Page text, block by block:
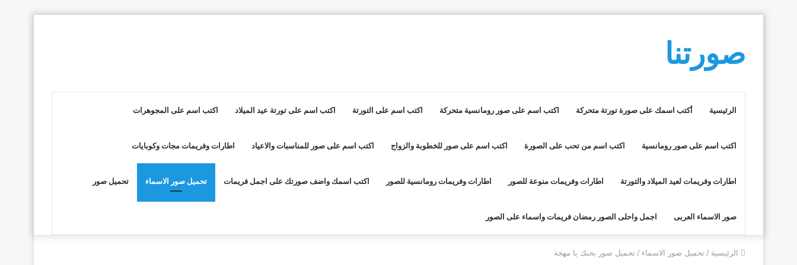
صورتنا
الرئيسية أكتب اسمك على صورة تورتة متحركة اكتب اسم على صور رومانسية متحركة اكتب اسم على التورتة اكتب اسم على تورتة عيد الميلاد اكتب اسم على المجوهرات
اكتب اسم على صور رومانسية اكتب اسم من تحب على الصورة اكتب اسم على صور للخطوبة والزواج اكتب اسم على صور للمناسبات والاعياد اطارات وفريمات مجات وكوبايات
اطارات وفريمات لعيد الميلاد والتورتة اطارات وفريمات منوعة للصور اطارات وفريمات رومانسية للصور اكتب اسمك واضف صورتك على اجمل فريمات تحميل صور الاسماء تحميل صور
صور الاسماء العربى اجمل واحلى الصور رمضان فريمات واسماء على الصور
الرئيسية / تحميل صور الاسماء / تحميل صور بحبك يا مهجة